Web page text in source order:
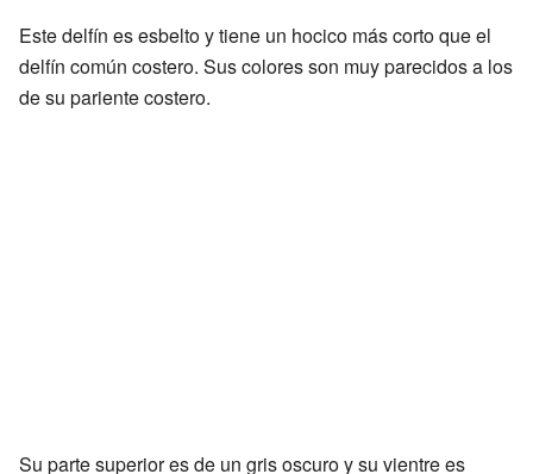
Este delfín es esbelto y tiene un hocico más corto que el
delfín común costero. Sus colores son muy parecidos a los
de su pariente costero.
Su parte superior es de un gris oscuro y su vientre es